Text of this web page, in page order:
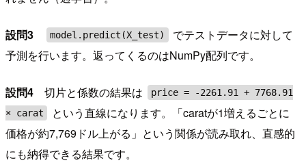
設問3 model.predict(X_test)
でテストデータに対して
予測を行います。返ってくるのはNumPy配列です。
設問4 切片と係数の結果は
price = -2261.91 + 7768.91
× carat
という直線になります。「caratが1増えるごとに
価格が約7,769ドル上がる」という関係が読み取れ、直感的
にも納得できる結果です。